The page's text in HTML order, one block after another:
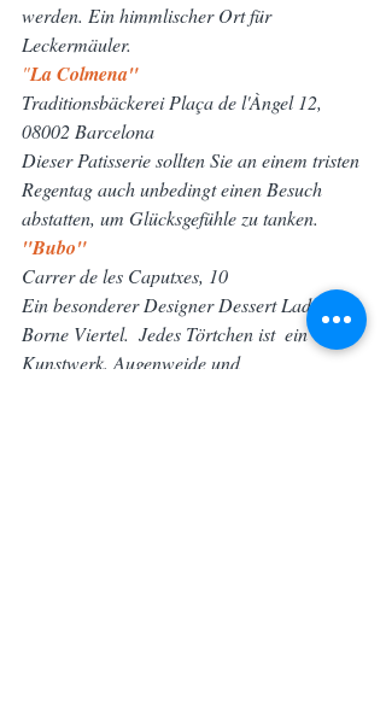
werden. Ein himmlischer Ort für
Leckermäuler.
"La Colmena"
Traditionsbäckerei Plaça de l'Àngel 12,
08002 Barcelona
Dieser Patisserie sollten Sie an einem tristen
Regentag auch unbedingt einen Besuch
abstatten, um Glücksgefühle zu tanken.
"Bubo"
Carrer de les Caputxes, 10
Ein besonderer Designer Dessert Laden im
Borne Viertel.  Jedes Törtchen ist  ein
Kunstwerk. Augenweide und